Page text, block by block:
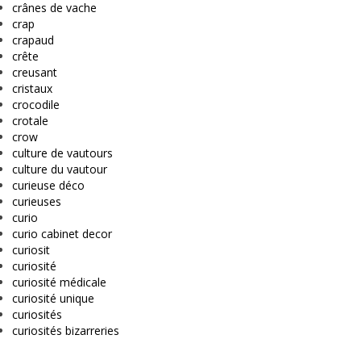
crânes de vache
crap
crapaud
crête
creusant
cristaux
crocodile
crotale
crow
culture de vautours
culture du vautour
curieuse déco
curieuses
curio
curio cabinet decor
curiosit
curiosité
curiosité médicale
curiosité unique
curiosités
curiosités bizarreries